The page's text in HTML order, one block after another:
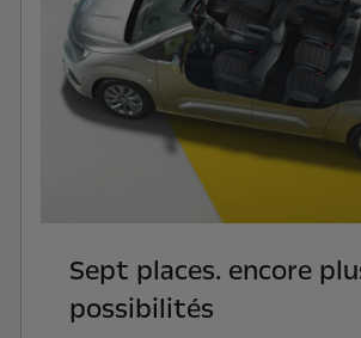
Sept places. encore
possibilités